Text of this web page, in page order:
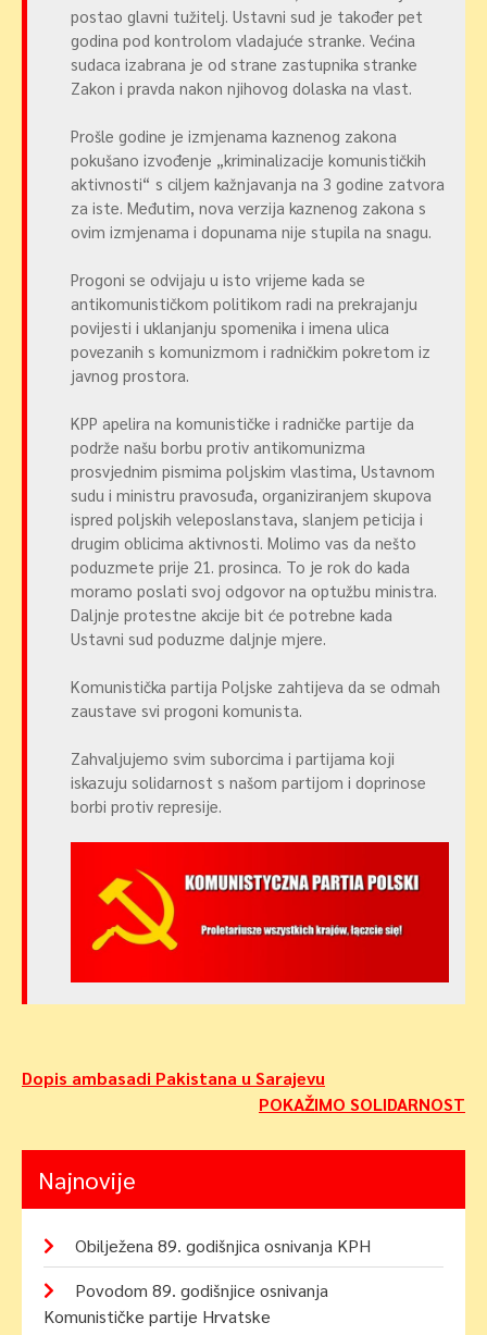
postao glavni tužitelj. Ustavni sud je također pet
godina pod kontrolom vladajuće stranke. Većina
sudaca izabrana je od strane zastupnika stranke
Zakon i pravda nakon njihovog dolaska na vlast.
Prošle godine je izmjenama kaznenog zakona
pokušano izvođenje „kriminalizacije komunističkih
aktivnosti“ s ciljem kažnjavanja na 3 godine zatvora
za iste. Međutim, nova verzija kaznenog zakona s
ovim izmjenama i dopunama nije stupila na snagu.
Progoni se odvijaju u isto vrijeme kada se
antikomunističkom politikom radi na prekrajanju
povijesti i uklanjanju spomenika i imena ulica
povezanih s komunizmom i radničkim pokretom iz
javnog prostora.
KPP apelira na komunističke i radničke partije da
podrže našu borbu protiv antikomunizma
prosvjednim pismima poljskim vlastima, Ustavnom
sudu i ministru pravosuđa, organiziranjem skupova
ispred poljskih veleposlanstava, slanjem peticija i
drugim oblicima aktivnosti. Molimo vas da nešto
poduzmete prije 21. prosinca. To je rok do kada
moramo poslati svoj odgovor na optužbu ministra.
Daljnje protestne akcije bit će potrebne kada
Ustavni sud poduzme daljnje mjere.
Komunistička partija Poljske zahtijeva da se odmah
zaustave svi progoni komunista.
Zahvaljujemo svim suborcima i partijama koji
iskazuju solidarnost s našom partijom i doprinose
borbi protiv represije.
Navigacija
Dopis ambasadi Pakistana u Sarajevu
POKAŽIMO SOLIDARNOST
Najnovije
Obilježena 89. godišnjica osnivanja KPH
Povodom 89. godišnjice osnivanja
Komunističke partije Hrvatske